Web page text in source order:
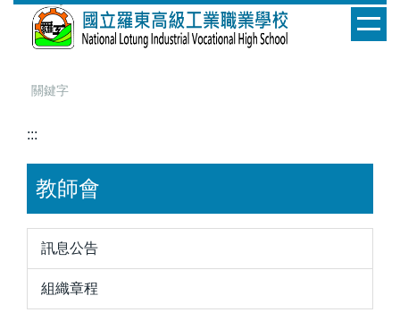
:::
教師會
訊息公告
組織章程